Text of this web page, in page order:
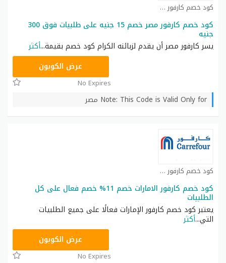
كود خصم كارفور كوبون
كود خصم كارفور مصر خصم 15 جنيه على طلبيات فوق 300
جنيه
يسر كارفور مصر أن يقدم لزبائنه الكرام كود خصم بقيمة...أكثر
عرض الكوبون
No Expires
Note: This Code is Valid Only for مصر
كود خصم كارفور كوبون
كود خصم كارفور الامارات خصم 11% خصم فعال على كل
الطلبيات
يعتبر كود خصم كارفور الإمارات فعالًا على جميع الطلبيات
التي...أكثر
عرض الكوبون
No Expires